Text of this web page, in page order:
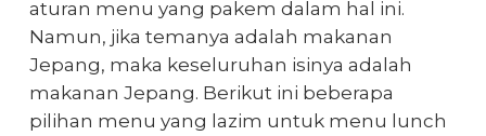
aturan menu yang pakem dalam hal ini.
Namun, jika temanya adalah makanan
Jepang, maka keseluruhan isinya adalah
makanan Jepang. Berikut ini beberapa
pilihan menu yang lazim untukmenu lunch